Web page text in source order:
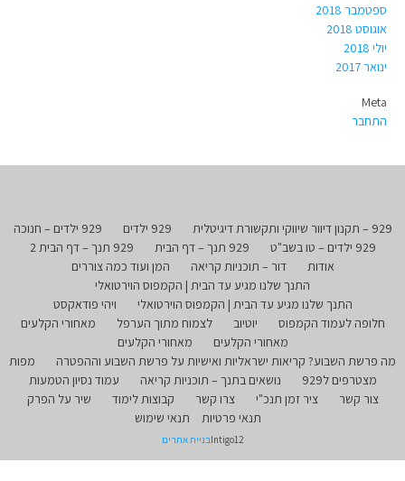
ספטמבר 2018
אוגוסט 2018
יולי 2018
ינואר 2017
Meta
התחבר
929 – תקנון דיוור שיווקי ותקשורת דיגיטלית 929 ילדים
929 ילדים – חנוכה
929 ילדים – טו בשב"ט
929 תנך – דף הבית
929 תנך – דף הבית 2
אודות
דור – תוכניות קריאה
המן ועוד כמה צוררים
התנך שלנו מגיע עד הבית | הקמפוס הוירטואלי
התנך שלנו מגיע עד הבית | הקמפוס הוירטואלי
ויהי פודאקסט
חלופה לעמוד הקמפוס
יוטיוב לצמוח מתוך הערפל
מאחורי הקלעים
מאחורי הקלעים
מאחורי הקלעים
מה פרשת השבוע? קריאות ישראליות ואישיות על פרשת השבוע וההפטרה
מפות
מצטרפים ל929
נושאים בתנך – תוכניות קריאה
עמוד נסיון הטמעות
צור קשר
ציר זמן תנכ"י צרו קשר קבוצות לימוד
שיר על הפרק
תנאי פרטיות
תנאי שימוש
Intigo12בניית אתרים